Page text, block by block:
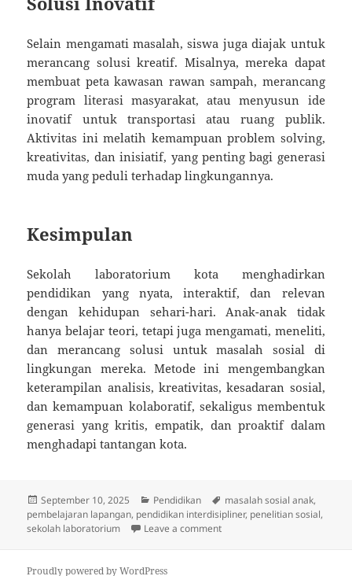
Selain mengamati masalah, siswa juga diajak untuk
merancang solusi kreatif. Misalnya, mereka dapat
membuat peta kawasan rawan sampah, merancang
program literasi masyarakat, atau menyusun ide
inovatif untuk transportasi atau ruang publik.
Aktivitas ini melatih kemampuan problem solving,
kreativitas, dan inisiatif, yang penting bagi generasi
muda yang peduli terhadap lingkungannya.
Kesimpulan
Sekolah laboratorium kota menghadirkan
pendidikan yang nyata, interaktif, dan relevan
dengan kehidupan sehari-hari. Anak-anak tidak
hanya belajar teori, tetapi juga mengamati, meneliti,
dan merancang solusi untuk masalah sosial di
lingkungan mereka. Metode ini mengembangkan
keterampilan analisis, kreativitas, kesadaran sosial,
dan kemampuan kolaboratif, sekaligus membentuk
generasi yang kritis, empatik, dan proaktif dalam
menghadapi tantangan kota.
Posted
on
September 10, 2025 Categories
Pendidikan Tags
masalah sosial anak,
pembelajaran lapangan, pendidikan interdisipliner, penelitian sosial,
sekolah laboratorium
Leave a commenton Sekolah Laboratorium
Proudly powered by WordPress